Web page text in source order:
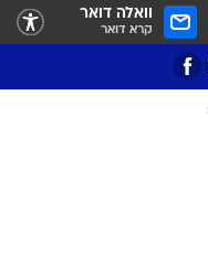
וואלה דואר
קרא דואר